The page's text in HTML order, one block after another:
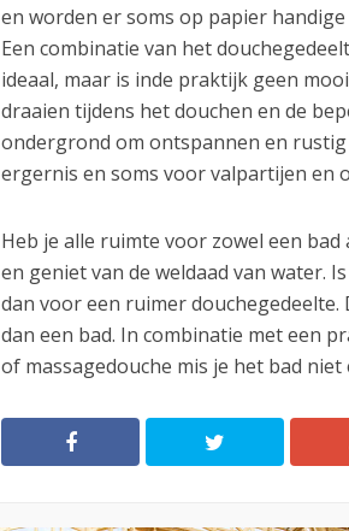
en worden er soms op papier
Een combinatie van het
ideaal, maar is inde praktijk geen
draaien tijdens het douchen en de
ondergrond om ontspannen en
ergernis en soms voor valpartijen en
Heb je alle ruimte voor zowel een bad
en geniet van de weldaad van water.
dan voor een ruimer
dan een bad. In combinatie met een
of massagedouche mis je het bad niet